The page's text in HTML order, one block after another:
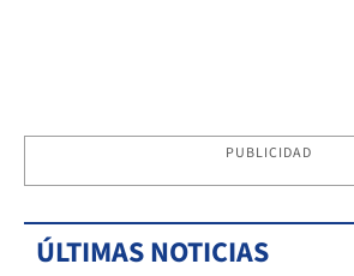
PUBLICIDAD
ÚLTIMAS NOTICIAS